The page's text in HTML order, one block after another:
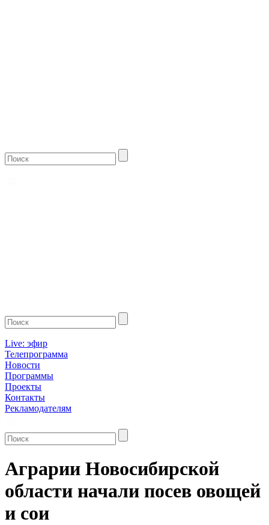
Live: эфир
Телепрограмма
Новости
Программы
Проекты
Контакты
Рекламодателям
Аграрии Новосибирской
области начали посев овощей
и сои